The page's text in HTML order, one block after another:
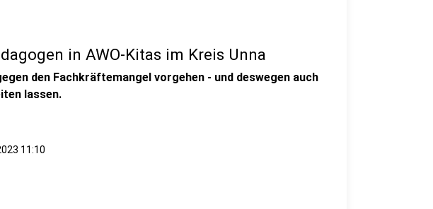
in AWO-Kitas im Kreis Unna
den Fachkräftemangel vorgehen - und deswegen auch
lassen.
11:10